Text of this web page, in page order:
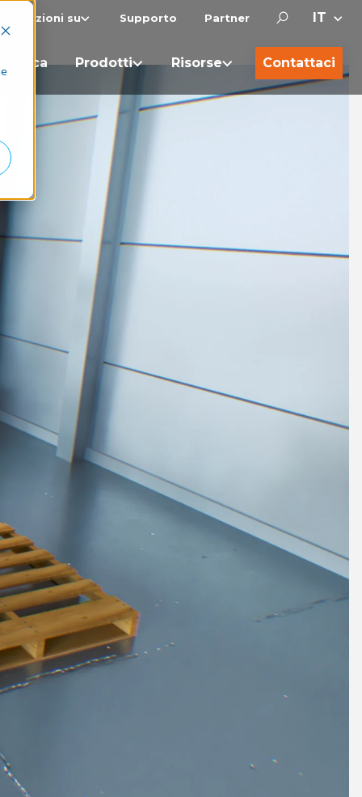
su Supporto Partner
AI fisica Prodotti Risorse Contattaci